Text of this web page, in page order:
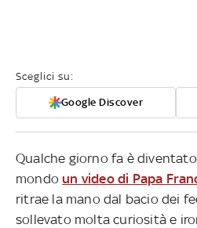
Sceglici su:
Google Discover
Qualche giorno fa è
mondoun video di Papa
ritrae la mano dal bacio dei
sollevato molta curiosità e